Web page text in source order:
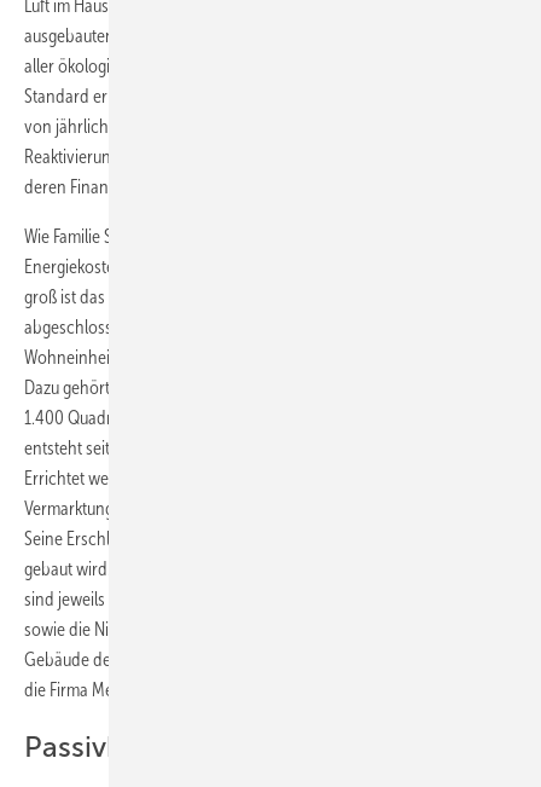
Luft im Haus hält. Statt eines Dachbodens sind die Häuser mit einem
ausgebauten Dachstudio ausgestattet und nicht unterkellert. Trotz
aller ökologisch verträglichen Maßnahmen, die den Nullenergie-
Standard ermöglichen sollen, verbleibt ein CO2-Ausstoß der Siedlung
von jährlich 900 Tonnen. Um diesen zu kompensieren, ist die
Reaktivierung einer Wasserkraftanlage in Hannover-Döhren geplant,
deren Finanzierung bereits in den Grundstückspreisen enthalten ist.
Wie Familie Stemme sind viele Eigentümer daran interessiert, ihre
Energiekosten zu senken und das Klima zu entlasten. Entsprechend
groß ist das Interesse an der Klimasiedlung. Vollständig
abgeschlossen ist mittlerweile der erste Bauabschnitt mit 62
Wohneinheiten, davon über 60 Prozent in freistehender Bauweise.
Dazu gehört auch ein Verbrauchermarkt in Passivbauweise mit etwa
1.400 Quadratmetern Verkaufsfläche. Der zweite Bauabschnitt
entsteht seit Dezember 2012. Hier sind derzeit einige Häuser im Bau.
Errichtet werden letztlich 63 freistehende und 42 Reihenhäuser. Die
Vermarktung des dritten Bauabschnitts läuft bereits seit Juni 2013.
Seine Erschließung wird Ende 2013 beginnen, sodass ab Mitte 2014
gebaut wird. Bauträger der Grundstücke des dritten Bauabschnitts
sind jeweils zu einem Drittel die Firma Meravis, die Stadt Hannover
sowie die Niedersächsische Landesgesellschaft. Bauträger der
Gebäude der ersten beiden Bauabschnitte ist hingegen ausschließlich
die Firma Meravis.
Passivhäuser sind zertifiziert